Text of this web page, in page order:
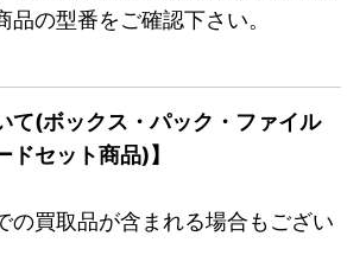
の型番をご確認下さい。
て(ボックス・パック・ファイル
セット商品)】
の買取品が含まれる場合もござい